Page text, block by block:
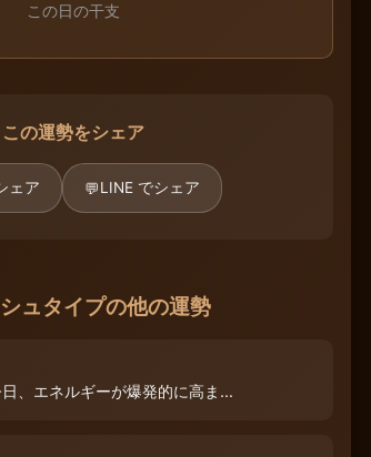
この日の干支
この運勢をシェア
ェア 💬LINE でシェア
ュタイプの他の運勢
、エネルギーが爆発的に高ま...